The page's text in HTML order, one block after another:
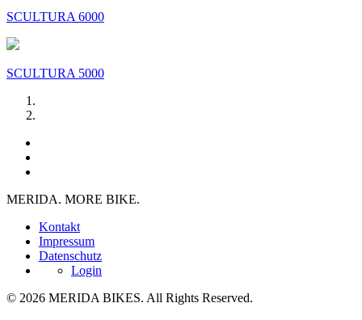
SCULTURA 6000
SCULTURA 5000
MERIDA. MORE BIKE.
Kontakt
Impressum
Datenschutz
Login
© 2026 MERIDA BIKES. All Rights Reserved.